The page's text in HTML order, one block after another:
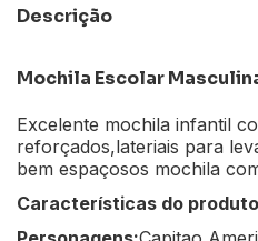
Descrição
Mochila Escolar
Excelente mochila infantil
reforçados,lateriais para
bem espaçosos mochila
Características do produto